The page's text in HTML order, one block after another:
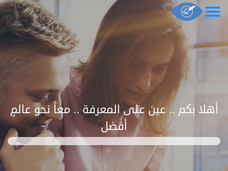
أهلا بكم .. عين على المعرفة .. معاً نحو عالمٍ
أفضل